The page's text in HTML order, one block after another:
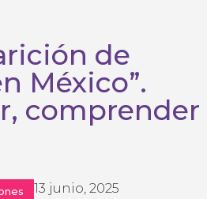
de
México”.
comprender
13 junio, 2025